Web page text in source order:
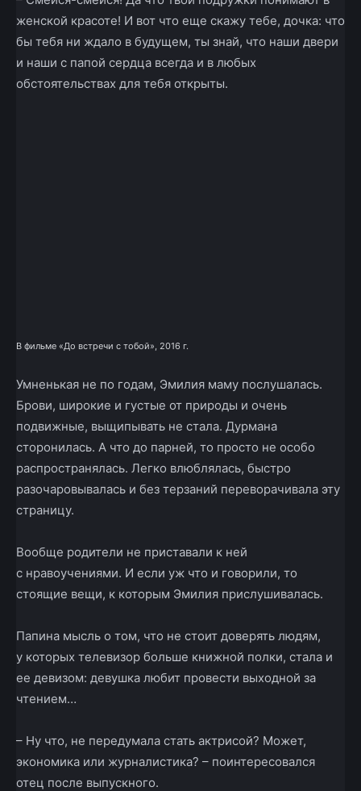
женской красоте! И вот что еще скажу тебе, дочка: что
бы тебя ни ждало в будущем, ты знай, что наши двери
и наши с папой сердца всегда и в любых
обстоятельствах для тебя открыты.
В фильме «До встречи с тобой», 2016 г.
Умненькая не по годам, Эмилия маму послушалась.
Брови, широкие и густые от природы и очень
подвижные, выщипывать не стала. Дурмана
сторонилась. А что до парней, то просто не особо
распространялась. Легко влюблялась, быстро
разочаровывалась и без терзаний переворачивала эту
страницу.
Вообще родители не приставали к ней
с нравоучениями. И если уж что и говорили, то
стоящие вещи, к которым Эмилия прислушивалась.
Папина мысль о том, что не стоит доверять людям,
у которых телевизор больше книжной полки, стала и
ее девизом: девушка любит провести выходной за
чтением…
– Ну что, не передумала стать актрисой? Может,
экономика или журналистика? – поинтересовался
отец после выпускного.